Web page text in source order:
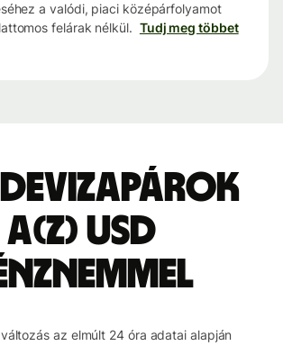
a valódi, piaci középárfolyamot
felárak nélkül. Tudj meg többet
a(z) USD
az elmúlt 24 óra adatai alapján